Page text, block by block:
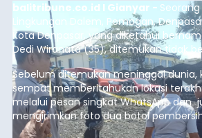
balitribune.co.id I Gianyar -
Lingkungan Dalem, Pemogan,
Kota Denpasar, yang diketahui
Dedi Wiranata (35), ditemukan tidak
pesisir Pantai Purnama, Sukawati.
Sebelum ditemukan meninggal dunia,
sempat memberitahukan lokasi
melalui pesan singkat WhatsApp dan
mengirimkan foto dua botol
istrinya.